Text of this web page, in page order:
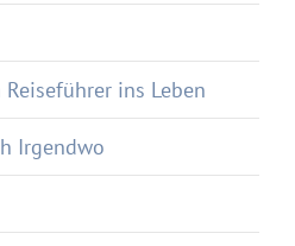
ins Leben
Irgendwo